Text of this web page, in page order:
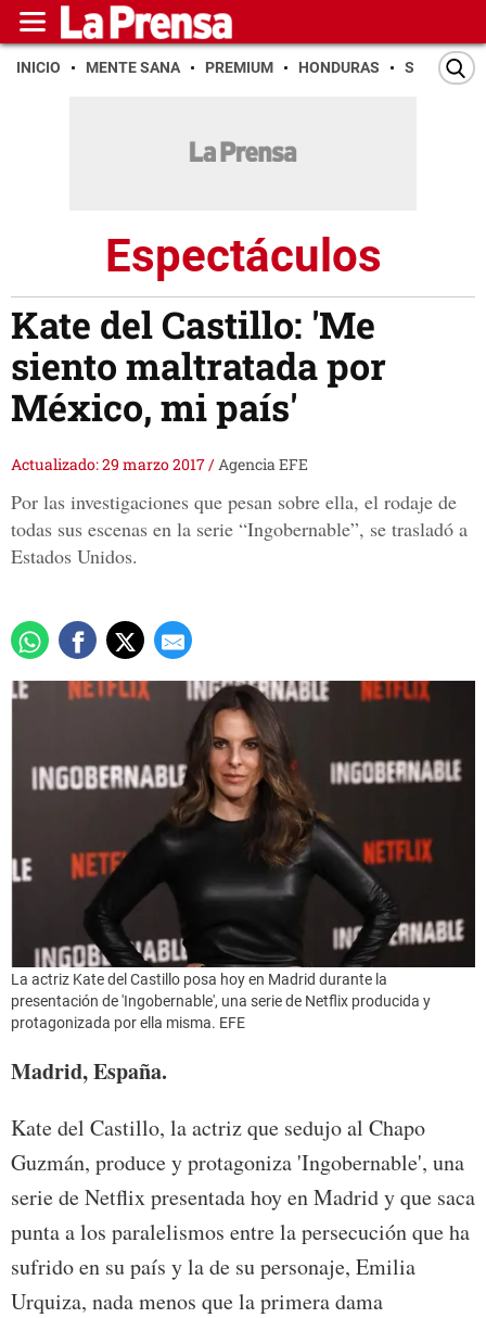
INICIO MENTE SANA PREMIUM HONDURAS SAN PEDRO
Espectáculos
Kate del Castillo: 'Me
siento maltratada por
México, mi país'
Actualizado: 29 marzo 2017/Agencia EFE
Por las investigaciones que pesan sobre ella, el rodaje de
todas sus escenas en la serie “Ingobernable”, se trasladó a
Estados Unidos.
La actriz Kate del Castillo posa hoy en Madrid durante la
presentación de 'Ingobernable', una serie de Netflix producida y
protagonizada por ella misma. EFE
Madrid, España.
Kate del Castillo, la actriz que sedujo al Chapo
Guzmán, produce y protagoniza 'Ingobernable', una
serie de Netflix presentada hoy en Madrid y que saca
punta a los paralelismos entre la persecución que ha
sufrido en su país y la de su personaje, Emilia
Urquiza, nada menos que la primera dama